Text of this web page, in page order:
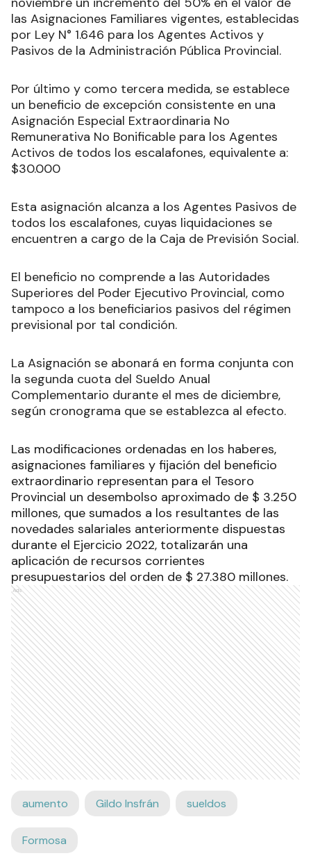
las Asignaciones Familiares vigentes, establecidas
por Ley N° 1.646 para los Agentes Activos y
Pasivos de la Administración Pública Provincial.
Por último y como tercera medida, se establece
un beneficio de excepción consistente en una
Asignación Especial Extraordinaria No
Remunerativa No Bonificable para los Agentes
Activos de todos los escalafones, equivalente a:
$30.000
Esta asignación alcanza a los Agentes Pasivos de
todos los escalafones, cuyas liquidaciones se
encuentren a cargo de la Caja de Previsión Social.
El beneficio no comprende a las Autoridades
Superiores del Poder Ejecutivo Provincial, como
tampoco a los beneficiarios pasivos del régimen
previsional por tal condición.
La Asignación se abonará en forma conjunta con
la segunda cuota del Sueldo Anual
Complementario durante el mes de diciembre,
según cronograma que se establezca al efecto.
Las modificaciones ordenadas en los haberes,
asignaciones familiares y fijación del beneficio
extraordinario representan para el Tesoro
Provincial un desembolso aproximado de $ 3.250
millones, que sumados a los resultantes de las
novedades salariales anteriormente dispuestas
durante el Ejercicio 2022, totalizarán una
aplicación de recursos corrientes
presupuestarios del orden de $ 27.380 millones.
Ads
aumento Gildo Insfrán sueldos
Formosa